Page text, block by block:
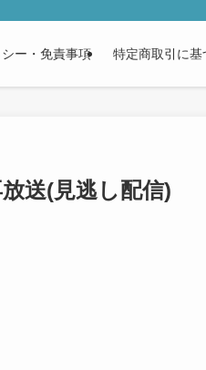
ー・免責事項 特定商取引に基
送(見逃し配信)